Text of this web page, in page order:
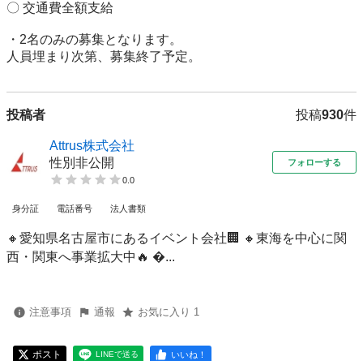
〇 交通費全額支給
・2名のみの募集となります。
投稿者 投稿930件
Attrus株式会社
性別非公開
0.0
フォローする
身分証 電話番号 法人書類
🔸愛知県名古屋市にあるイベント会社🏢 🔸東海を中心に関
西・関東へ事業拡大中🔥 ...
注意事項 通報 お気に入り 1
ポスト LINEで送る いいね！